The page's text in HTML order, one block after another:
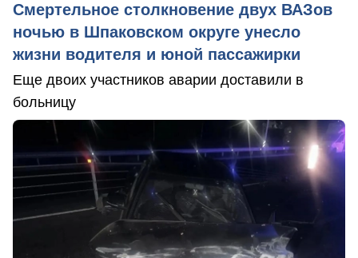
Смертельное столкновение двух ВАЗов
ночью в Шпаковском округе унесло
жизни водителя и юной пассажирки
Еще двоих участников аварии доставили в
больницу